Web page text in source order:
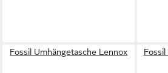
Fossil Umhängetasche Lennox